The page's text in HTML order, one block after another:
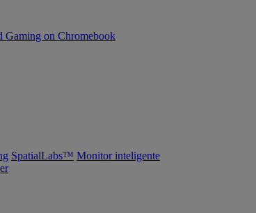
Gaming on Chromebook
SpatialLabs™ Monitor inteligente